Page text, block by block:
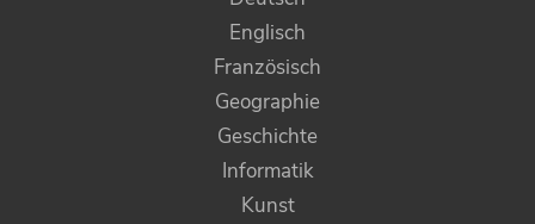
Englisch
Französisch
Geographie
Geschichte
Informatik
Kunst